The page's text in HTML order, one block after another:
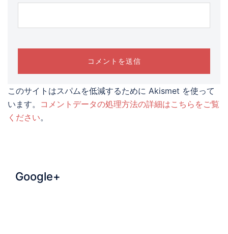
このサイトはスパムを低減するために Akismet を使って
います。 コメントデータの処理方法の詳細はこちらをご覧
ください。
Google+